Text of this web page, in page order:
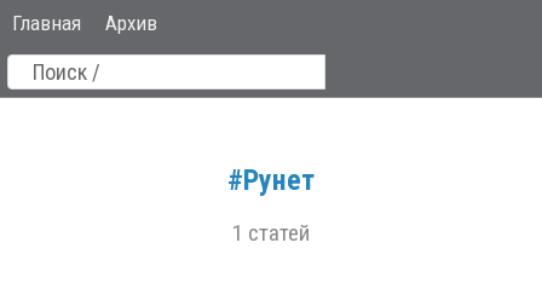
Главная Архив
#Рунет
1 статей